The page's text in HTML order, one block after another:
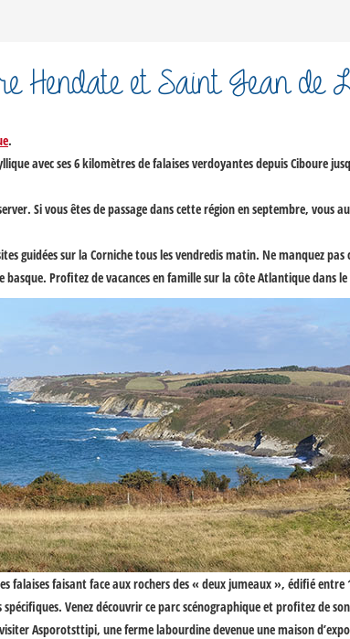
Hendate et Saint Jean de
.
avec ses 6 kilomètres de falaises verdoyantes depuis Ciboure
Si vous êtes de passage dans cette région en septembre, vous
guidées sur la Cornichetous les vendredis matin. Ne manquez
Profitez de vacances en famille sur la côte Atlantique dans
falaises faisant face aux rochers des « deux jumeaux », édifié entre
Venez découvrir ce parc scénographique et profitez de
Asporotsttipi, une ferme labourdine devenue une maison